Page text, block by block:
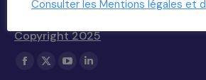
01-55-33-60-00
Copyright 2025
Trouvez nous sur :
La
La
La
La
Consulter les Mentions légales et